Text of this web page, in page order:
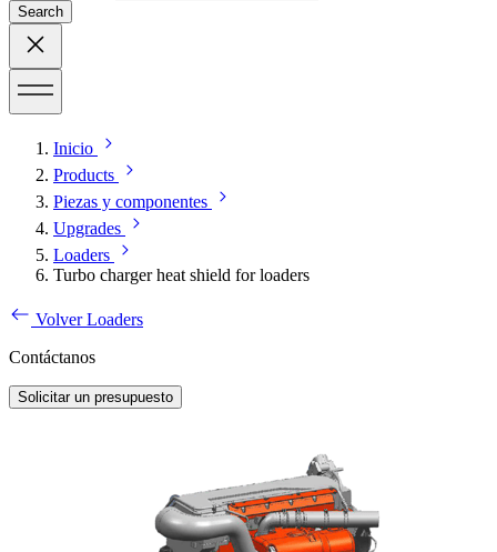
Search
Inicio
Products
Piezas y componentes
Upgrades
Loaders
Turbo charger heat shield for loaders
Volver Loaders
Contáctanos
Solicitar un presupuesto